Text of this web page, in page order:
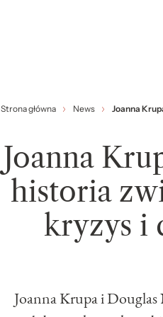
Strona główna News Joanna
Joanna
historia
kryzys i
Joanna Krupa i